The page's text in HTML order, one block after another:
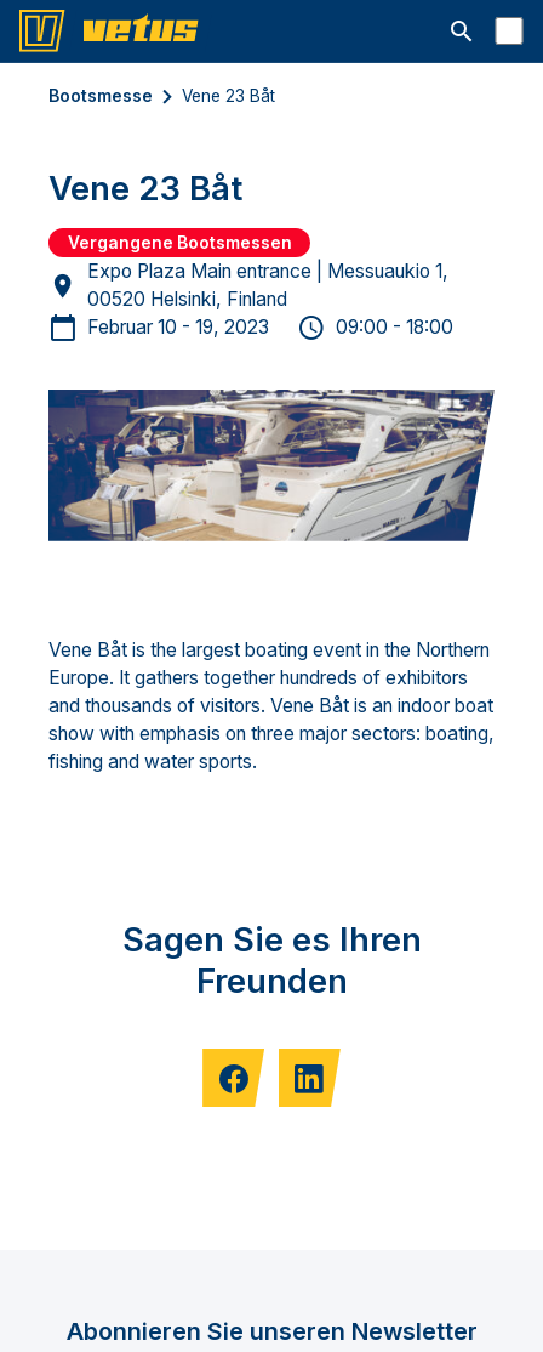
Suchleiste
Bootsmesse Vene 23 Båt
Vene 23 Båt
Vergangene Bootsmessen
Expo Plaza Main entrance | Messuaukio 1,
00520 Helsinki, Finland
Februar 10 - 19, 2023
09:00 - 18:00
Vene Båt is the largest boating event in the Northern
Europe. It gathers together hundreds of exhibitors
and thousands of visitors. Vene Båt is an indoor boat
show with emphasis on three major sectors: boating,
fishing and water sports.
Sagen Sie es Ihren
Freunden
Abonnieren Sie unseren Newsletter